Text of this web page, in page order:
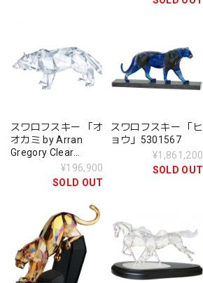
スワロフスキー 「オ
オカミ by Arran
Gregory Clear
Crystal」5384967
¥196,900
SOLD OUT
スワロフスキー 「ヒ
ョウ」5301567
¥1,861,200
SOLD OUT